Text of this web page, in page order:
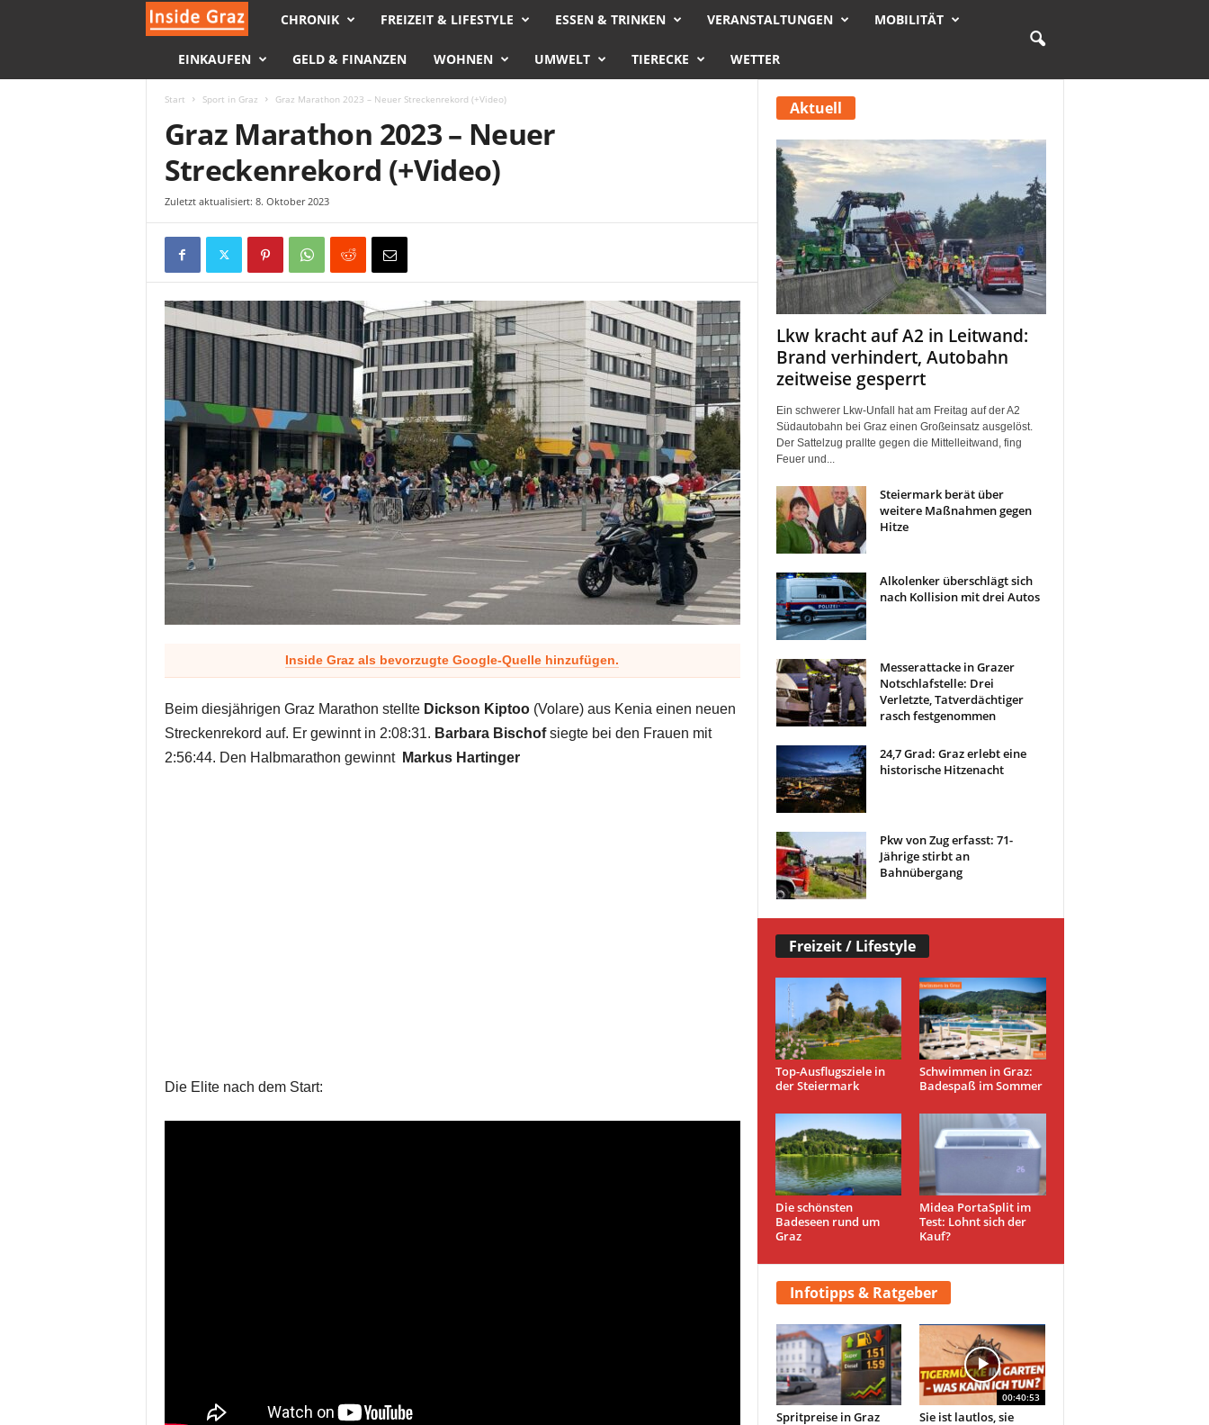
s
i
d
G
a
z
CHRONIK FREIZEIT & LIFESTYLE ESSEN & TRINKEN VERANSTALTUNGEN MOBILITÄT
EINKAUFEN GELD & FINANZEN WOHNEN UMWELT TIERECKE WETTER
Start Sport in Graz Graz Marathon 2023 – Neuer Streckenrekord (+Video)
Graz Marathon 2023 – Neuer
Streckenrekord (+Video)
Zuletzt aktualisiert: 8. Oktober 2023
Inside Graz als bevorzugte Google-Quelle hinzufügen.
Beim diesjährigen Graz Marathon stellte Dickson Kiptoo(Volare) aus Kenia einen neuen
Streckenrekord auf. Er gewinnt in 2:08:31. Barbara Bischofsiegte bei den Frauen mit
2:56:44. Den Halbmarathon gewinnt Markus Hartinger
Die Elite nach dem Start:
Aktuell
Lkw kracht auf A2 in Leitwand:
Brand verhindert, Autobahn
zeitweise gesperrt
Ein schwerer Lkw-Unfall hat am Freitag auf der A2
Südautobahn bei Graz einen Großeinsatz ausgelöst.
Der Sattelzug prallte gegen die Mittelleitwand, fing
Feuer und...
Steiermark berät über
weitere Maßnahmen gegen
Hitze
Alkolenker überschlägt sich
nach Kollision mit drei Autos
Messerattacke in Grazer
Notschlafstelle: Drei
Verletzte, Tatverdächtiger
rasch festgenommen
24,7 Grad: Graz erlebt eine
historische Hitzenacht
Pkw von Zug erfasst: 71-
Jährige stirbt an
Bahnübergang
Freizeit / Lifestyle
Top-Ausflugsziele in
der Steiermark
Schwimmen in Graz:
Badespaß im Sommer
Die schönsten
Badeseen rund um
Graz
Midea PortaSplit im
Test: Lohnt sich der
Kauf?
Infotipps & Ratgeber
Spritpreise in Graz
00:40:53
Sie ist lautlos, sie